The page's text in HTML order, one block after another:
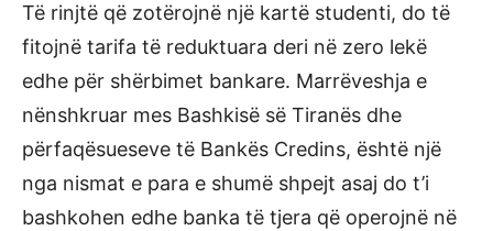
Të rinjtë që zotërojnë një kartë studenti, do të
fitojnë tarifa të reduktuara deri në zero lekë
edhe për shërbimet bankare. Marrëveshja e
nënshkruar mes Bashkisë së Tiranës dhe
përfaqësueseve të Bankës Credins, është një
nga nismat e para e shumë shpejt asaj do t’i
bashkohen edhe banka të tjera që operojnë në